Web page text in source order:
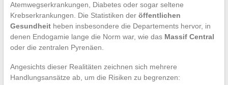
Atemwegserkrankungen, Diabetes oder sogar seltene
Krebserkrankungen. Die Statistiken der öffentlichen
Gesundheitheben insbesondere die Departements hervor, in
denen Endogamie lange die Norm war, wie das Massif Central
oder die zentralen Pyrenäen.
Angesichts dieser Realitäten zeichnen sich mehrere
Handlungsansätze ab, um die Risiken zu begrenzen: